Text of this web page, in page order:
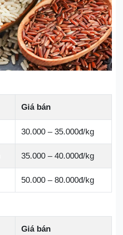
Giá bán
30.000 – 35.000đ/kg
35.000 – 40.000đ/kg
50.000 – 80.000đ/kg
Giá bán